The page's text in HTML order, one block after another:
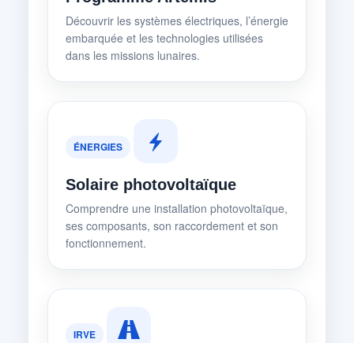
Découvrir les systèmes électriques, l’énergie
embarquée et les technologies utilisées
dans les missions lunaires.
ÉNERGIES
Solaire photovoltaïque
Comprendre une installation photovoltaïque,
ses composants, son raccordement et son
fonctionnement.
IRVE